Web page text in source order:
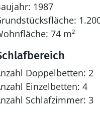
1987
74 m²
Doppelbetten: 2
Einzelbetten: 4
Schlafzimmer: 3